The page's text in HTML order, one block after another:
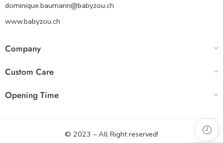
dominique.baumann@babyzou.ch
www.babyzou.ch
Company
Custom Care
Opening Time
© 2023 – All Right reserved!